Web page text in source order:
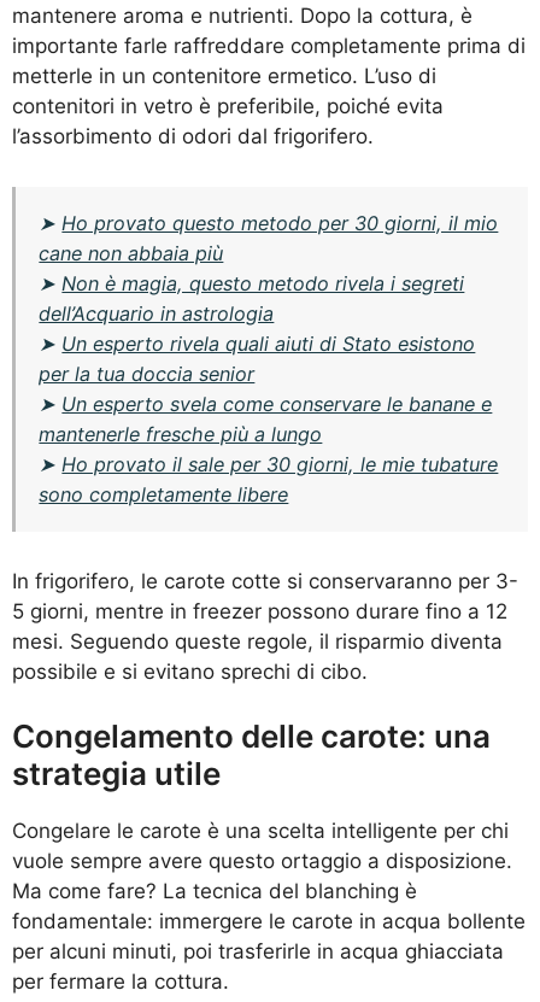
mantenere aroma e nutrienti. Dopo la cottura, è
importante farle raffreddare completamente prima di
metterle in un contenitore ermetico. L’uso di
contenitori in vetro è preferibile, poiché evita
l’assorbimento di odori dal frigorifero.
➤Ho provato questo metodo per 30 giorni, il mio
cane non abbaia più
➤Non è magia, questo metodo rivela i segreti
dell’Acquario in astrologia
➤ Un esperto rivela quali aiuti di Stato esistono
per la tua doccia senior
➤ Un esperto svela come conservare le banane e
mantenerle fresche più a lungo
➤Ho provato il sale per 30 giorni, le mie tubature
sono completamente libere
In frigorifero, le carote cotte si conservaranno per 3-
5 giorni, mentre in freezer possono durare fino a 12
mesi. Seguendo queste regole, il risparmio diventa
possibile e si evitano sprechi di cibo.
Congelamento delle carote: una
strategia utile
Congelare le carote è una scelta intelligente per chi
vuole sempre avere questo ortaggio a disposizione.
Ma come fare? La tecnica del blanching è
fondamentale: immergere le carote in acqua bollente
per alcuni minuti, poi trasferirle in acqua ghiacciata
per fermare la cottura.